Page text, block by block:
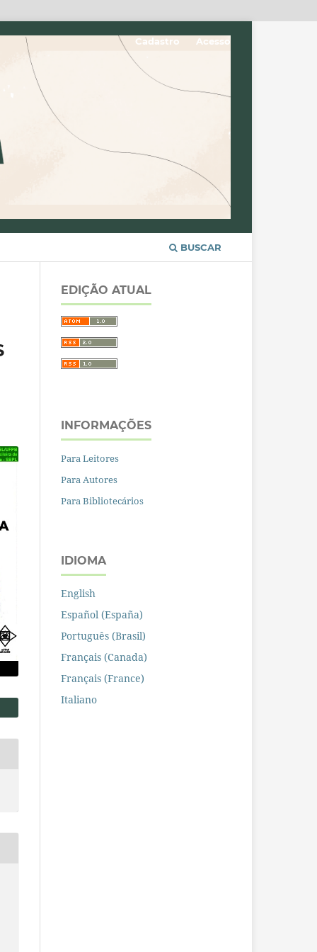
BUSCAR
Cadastro Acesso
EDIÇÃO ATUAL
INFORMAÇÕES
Para Leitores
Para Autores
Para Bibliotecários
IDIOMA
English
Español (España)
Português (Brasil)
Français (Canada)
Français (France)
Italiano